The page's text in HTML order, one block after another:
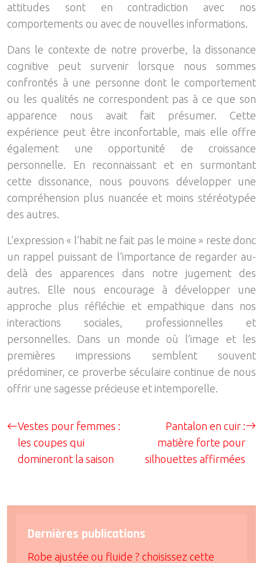
attitudes sont en contradiction avec nos
comportements ou avec de nouvelles informations.
Dans le contexte de notre proverbe, la dissonance
cognitive peut survenir lorsque nous sommes
confrontés à une personne dont le comportement
ou les qualités ne correspondent pas à ce que son
apparence nous avait fait présumer. Cette
expérience peut être inconfortable, mais elle offre
également une opportunité de croissance
personnelle. En reconnaissant et en surmontant
cette dissonance, nous pouvons développer une
compréhension plus nuancée et moins stéréotypée
des autres.
L’expression « l’habit ne fait pas le moine » reste donc
un rappel puissant de l’importance de regarder au-
delà des apparences dans notre jugement des
autres. Elle nous encourage à développer une
approche plus réfléchie et empathique dans nos
interactions sociales, professionnelles et
personnelles. Dans un monde où l’image et les
premières impressions semblent souvent
prédominer, ce proverbe séculaire continue de nous
offrir une sagesse précieuse et intemporelle.
Vestes pour femmes :
les coupes qui
domineront la saison
Pantalon en cuir :
matière forte pour
silhouettes affirmées
Dernières publications
Robe ajustée ou fluide ? choisissez cette